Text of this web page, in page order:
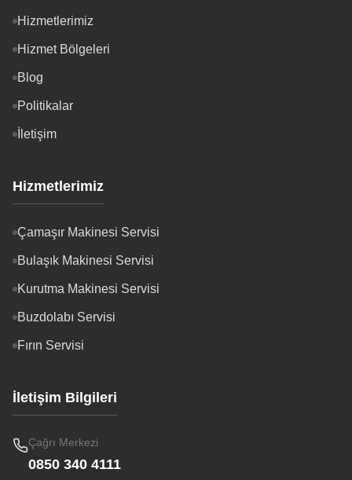
Hizmetlerimiz
Hizmet Bölgeleri
Blog
Politikalar
İletişim
Hizmetlerimiz
Çamaşır Makinesi Servisi
Bulaşık Makinesi Servisi
Kurutma Makinesi Servisi
Buzdolabı Servisi
Fırın Servisi
İletişim Bilgileri
Çağrı Merkezi
0850 340 4111